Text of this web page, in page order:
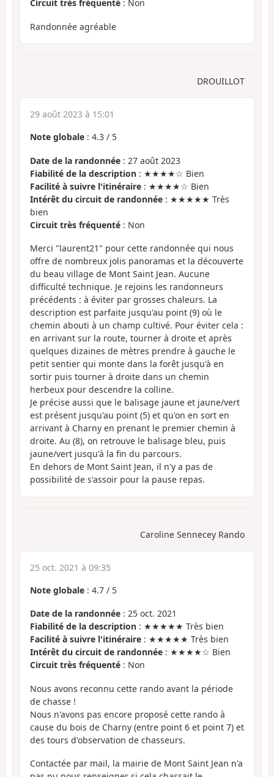
Circuit très fréquenté : Non
Randonnée agréable
DROUILLOT
29 août 2023 à 15:01
Note globale : 4.3 / 5
Date de la randonnée : 27 août 2023
Fiabilité de la description : ★★★★☆ Bien
Facilité à suivre l'itinéraire : ★★★★☆ Bien
Intérêt du circuit de randonnée : ★★★★★ Très
bien
Circuit très fréquenté : Non
Merci "laurent21" pour cette randonnée qui nous
offre de nombreux jolis panoramas et la découverte
du beau village de Mont Saint Jean. Aucune
difficulté technique. Je rejoins les randonneurs
précédents : à éviter par grosses chaleurs. La
description est parfaite jusqu'au point (9) où le
chemin abouti à un champ cultivé. Pour éviter cela :
en arrivant sur la route, tourner à droite et après
quelques dizaines de mètres prendre à gauche le
petit sentier qui monte dans la forêt jusqu'à en
sortir puis tourner à droite dans un chemin
herbeux pour descendre la colline.
Je précise aussi que le balisage jaune et jaune/vert
est présent jusqu'au point (5) et qu'on en sort en
arrivant à Charny en prenant le premier chemin à
droite. Au (8), on retrouve le balisage bleu, puis
jaune/vert jusqu'à la fin du parcours.
En dehors de Mont Saint Jean, il n'y a pas de
possibilité de s'assoir pour la pause repas.
Caroline Sennecey Rando
25 oct. 2021 à 09:35
Note globale : 4.7 / 5
Date de la randonnée : 25 oct. 2021
Fiabilité de la description : ★★★★★ Très bien
Facilité à suivre l'itinéraire : ★★★★★ Très bien
Intérêt du circuit de randonnée : ★★★★☆ Bien
Circuit très fréquenté : Non
Nous avons reconnu cette rando avant la période
de chasse !
Nous n'avons pas encore proposé cette rando à
cause du bois de Charny (entre point 6 et point 7) et
des tours d'observation de chasseurs.
Contactée par mail, la mairie de Mont Saint Jean n'a